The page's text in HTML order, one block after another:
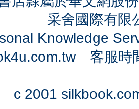
采舍國際有
Knowledge
客服時
c 2001